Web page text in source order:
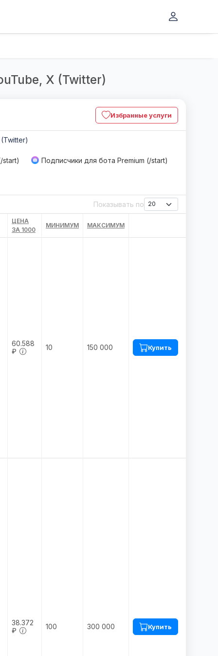
X (Twitter)
Избранные услуги
start) Подписчики для бота Premium (/start)
Показывать по
ЦЕНА
ЗА 1000
МИНИМУМ МАКСИМУМ
60.588
₽
10 150 000 Купить
38.372
₽
100 300 000 Купить